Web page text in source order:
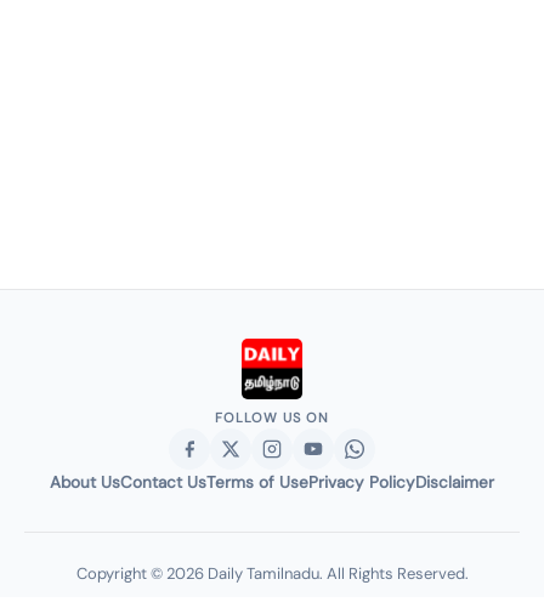
FOLLOW US ON
About UsContact UsTerms of UsePrivacy PolicyDisclaimer
Copyright © 2026 Daily Tamilnadu. All Rights Reserved.